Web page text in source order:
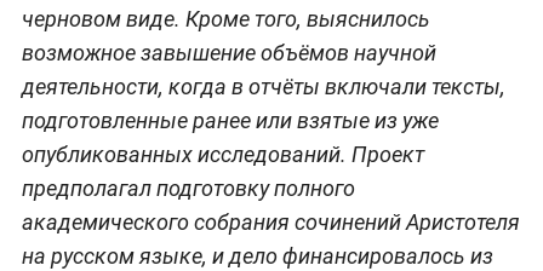
черновом виде. Кроме того, выяснилось
возможное завышение объёмов научной
деятельности, когда в отчёты включали тексты,
подготовленные ранее или взятые из уже
опубликованных исследований. Проект
предполагал подготовку полного
академического собрания сочинений Аристотеля
на русском языке, и дело финансировалось из